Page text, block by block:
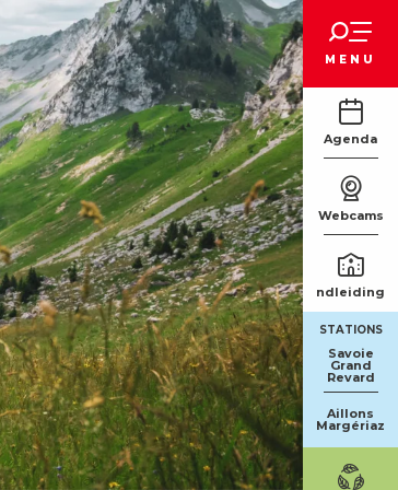
MENU
Agenda
Webcams
STATIONS
Savoie
Grand
Revard
Aillons
Margériaz